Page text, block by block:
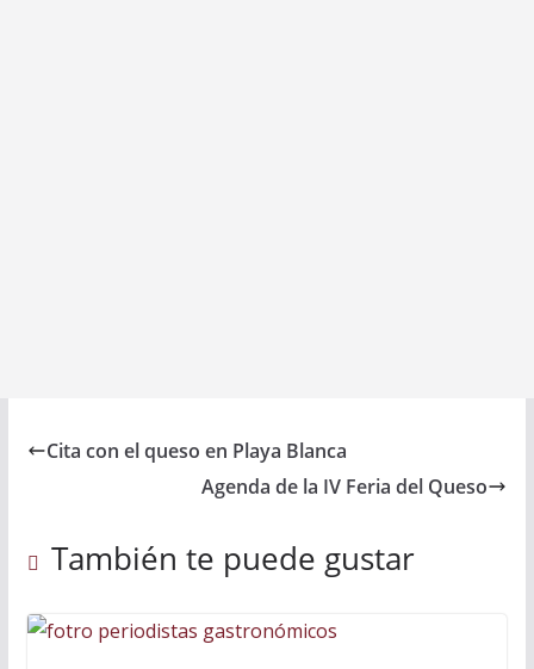
Cita con el queso en Playa Blanca
Agenda de la IV Feria del Queso
También te puede gustar